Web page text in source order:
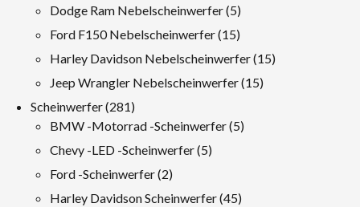
Produkte
Dodge Ram Nebelscheinwerfer 55
Produkte
Ford F150 Nebelscheinwerfer 1515
Produkte
Harley Davidson Nebelscheinwerfer 1515
Jeep Wrangler Nebelscheinwerfer 1515
Scheinwerfer 281281
Produkte
BMW -Motorrad -Scheinwerfer 55
Chevy -LED -Scheinwerfer 55
Ford -Scheinwerfer 22
Produkte
Harley Davidson Scheinwerfer 4545